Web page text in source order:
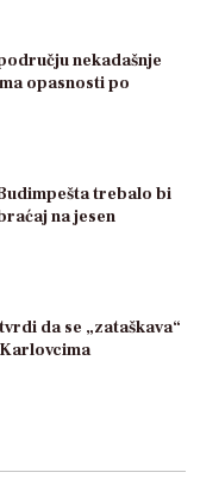
nekadašnje
opasnosti po
trebalo bi
na jesen
da se „zataškava“